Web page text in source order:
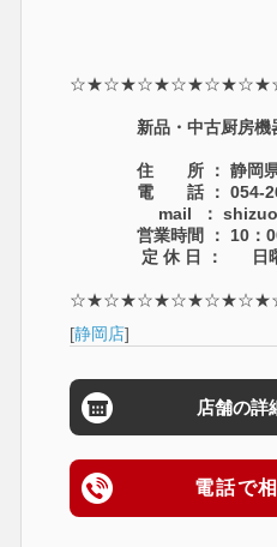
新品・中古厨房機器
住 所 ： 静岡県静
電 話 ： 054-
mail ：
営業時間 ： 10：00
定 休 日 ： 日曜
[静岡店]
店舗の詳
電話で